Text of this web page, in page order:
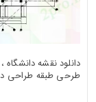
دانلود نقشه
طرحی طبقه طراحی دو بعدی 34 در 94